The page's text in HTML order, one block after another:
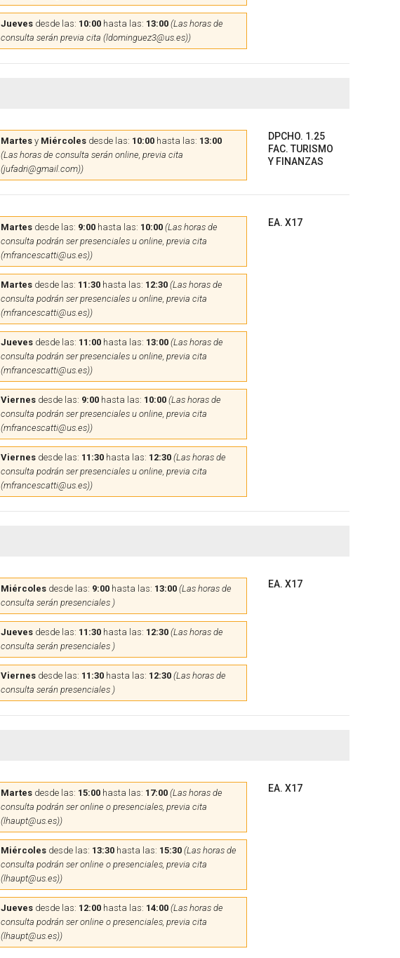
Juevesdesde las: 10:00hasta las: 13:00 (Las horas de
consulta serán previa cita (ldominguez3@us.es))
Martesy Miércolesdesde las: 10:00hasta las: 13:00
(Las horas de consulta serán online, previa cita
(jufadri@gmail.com))
DPCHO. 1.25
FAC. TURISMO
Y FINANZAS
Martesdesde las: 9:00hasta las: 10:00 (Las horas de
consulta podrán ser presenciales u online, previa cita
(mfrancescatti@us.es))
Martesdesde las: 11:30hasta las: 12:30 (Las horas de
consulta podrán ser presenciales u online, previa cita
(mfrancescatti@us.es))
Juevesdesde las: 11:00hasta las: 13:00 (Las horas de
consulta podrán ser presenciales u online, previa cita
(mfrancescatti@us.es))
Viernesdesde las: 9:00hasta las: 10:00 (Las horas de
consulta podrán ser presenciales u online, previa cita
(mfrancescatti@us.es))
Viernesdesde las: 11:30hasta las: 12:30 (Las horas de
consulta podrán ser presenciales u online, previa cita
(mfrancescatti@us.es))
EA. X17
Miércolesdesde las: 9:00hasta las: 13:00 (Las horas de
consulta serán presenciales )
Juevesdesde las: 11:30hasta las: 12:30 (Las horas de
consulta serán presenciales )
Viernesdesde las: 11:30hasta las: 12:30 (Las horas de
consulta serán presenciales )
EA. X17
Martesdesde las: 15:00hasta las: 17:00 (Las horas de
consulta podrán ser online o presenciales, previa cita
(lhaupt@us.es))
Miércolesdesde las: 13:30hasta las: 15:30 (Las horas de
consulta podrán ser online o presenciales, previa cita
(lhaupt@us.es))
Juevesdesde las: 12:00hasta las: 14:00 (Las horas de
consulta podrán ser online o presenciales, previa cita
(lhaupt@us.es))
EA. X17